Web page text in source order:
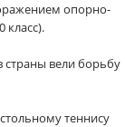
опорно-
класс).
страны вели борьбу
теннису